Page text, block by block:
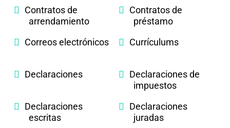
Contratos de
arrendamiento
Contratos de
préstamo
Correos electrónicos
Currículums
Declaraciones
Declaraciones de
impuestos
Declaraciones
escritas
Declaraciones
juradas